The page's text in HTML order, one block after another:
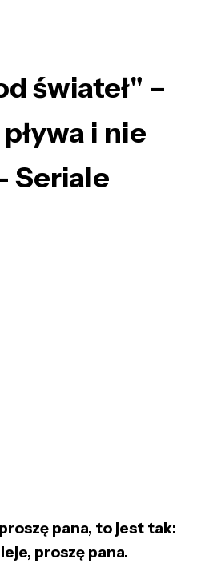
świateł" –
i nie
Seriale
pana, to jest tak:
proszę pana.